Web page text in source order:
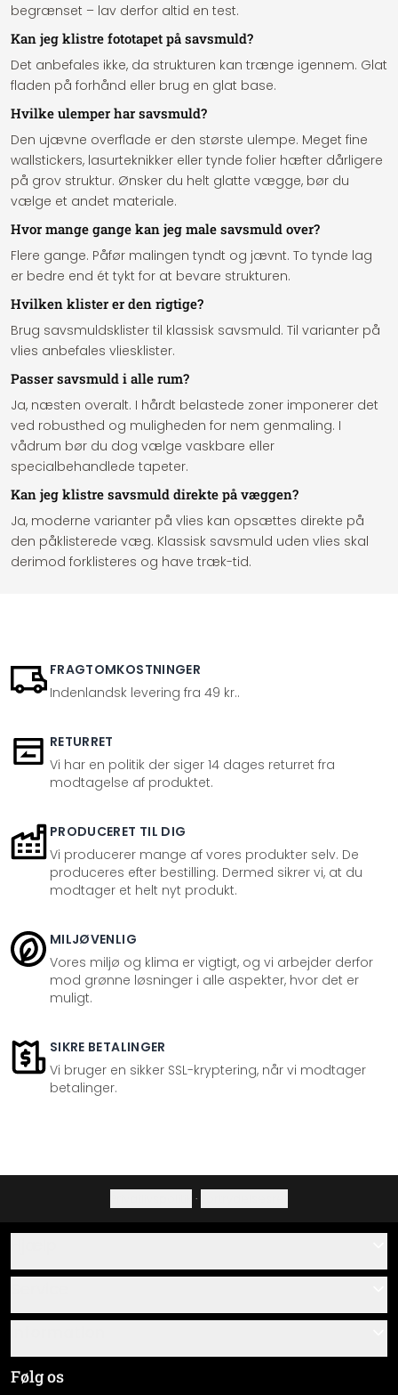
begrænset – lav derfor altid en test.
Kan jeg klistre fototapet på savsmuld?
Det anbefales ikke, da strukturen kan trænge igennem. Glat
fladen på forhånd eller brug en glat base.
Hvilke ulemper har savsmuld?
Den ujævne overflade er den største ulempe. Meget fine
wallstickers, lasurteknikker eller tynde folier hæfter dårligere
på grov struktur. Ønsker du helt glatte vægge, bør du
vælge et andet materiale.
Hvor mange gange kan jeg male savsmuld over?
Flere gange. Påfør malingen tyndt og jævnt. To tynde lag
er bedre end ét tykt for at bevare strukturen.
Hvilken klister er den rigtige?
Brug savsmuldsklister til klassisk savsmuld. Til varianter på
vlies anbefales vliesklister.
Passer savsmuld i alle rum?
Ja, næsten overalt. I hårdt belastede zoner imponerer det
ved robusthed og muligheden for nem genmaling. I
vådrum bør du dog vælge vaskbare eller
specialbehandlede tapeter.
Kan jeg klistre savsmuld direkte på væggen?
Ja, moderne varianter på vlies kan opsættes direkte på
den påklisterede væg. Klassisk savsmuld uden vlies skal
derimod forklisteres og have træk-tid.
FRAGTOMKOSTNINGER
Indenlandsk levering fra 49 kr..
RETURRET
Vi har en politik der siger 14 dages returret fra
modtagelse af produktet.
PRODUCERET TIL DIG
Vi producerer mange af vores produkter selv. De
produceres efter bestilling. Dermed sikrer vi, at du
modtager et helt nyt produkt.
MILJØVENLIG
Vores miljø og klima er vigtigt, og vi arbejder derfor
mod grønne løsninger i alle aspekter, hvor det er
muligt.
SIKRE BETALINGER
Vi bruger en sikker SSL-kryptering, når vi modtager
betalinger.
·
Om os
Monteringsvejledninger
Materialeoversigt
Almindelige forretningsbetingelser
Følg os